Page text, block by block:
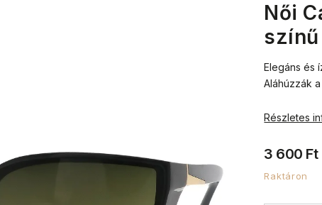
Női
3 600 Ft
Raktáron
Elegáns és
Aláhúzzák
Részletes